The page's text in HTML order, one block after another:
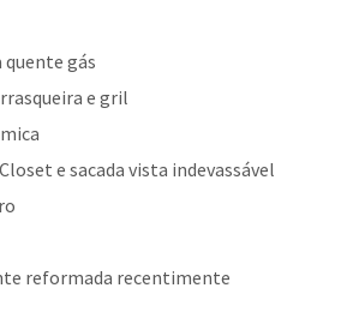
quente gás
e gril
e sacada vista indevassável
reformada recentimente